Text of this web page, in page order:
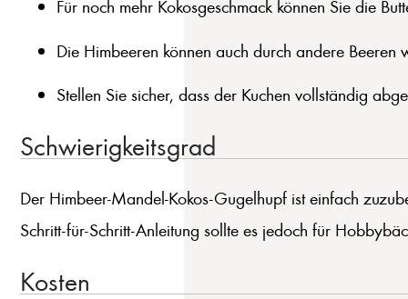
Für noch mehr Kokosgeschmack können Sie die
Die Himbeeren können auch durch andere
Stellen Sie sicher, dass der Kuchen vollständig
Schwierigkeitsgrad
Der Himbeer-Mandel-Kokos-Gugelhupf ist einfach
Schritt-für-Schritt-Anleitung sollte es jedoch für
Kosten